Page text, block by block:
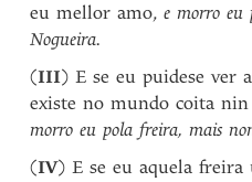
eu mellor amo,e morro eu
Nogueira.
(III) E se eu puidese ver
existe no mundo coita
morro eu pola freira, mais
(IV) E se eu aquela freira